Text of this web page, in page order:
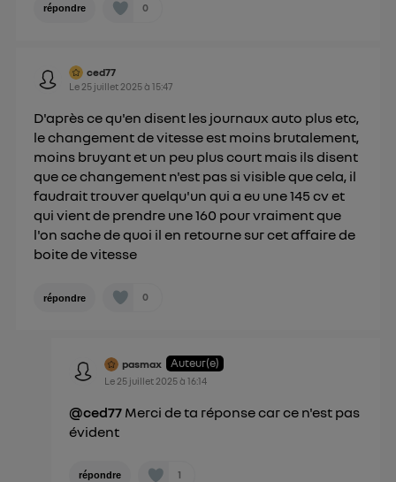
répondre 0
ced77
Le 25 juillet 2025à15:47
D'après ce qu'en disent les journaux auto plus etc,
le changement de vitesse est moins brutalement,
moins bruyant et un peu plus court mais ils disent
que ce changement n'est pas si visible que cela, il
faudrait trouver quelqu'un qui a eu une 145 cv et
qui vient de prendre une 160 pour vraiment que
l'on sache de quoi il en retourne sur cet affaire de
boite de vitesse
répondre 0
pasmax Auteur(e)
Le 25 juillet 2025à16:14
@ced77 Merci de ta réponse car ce n'est pas
évident
répondre 1